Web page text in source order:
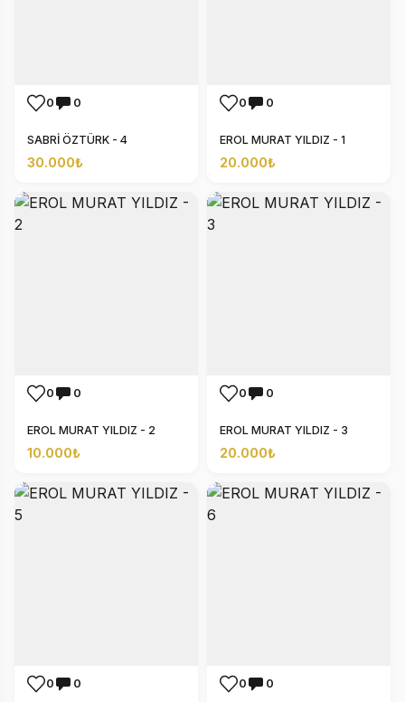
0 0
SABRİ ÖZTÜRK - 4
30.000₺
0 0
EROL MURAT YILDIZ - 1
20.000₺
0 0
EROL MURAT YILDIZ - 2
10.000₺
0 0
EROL MURAT YILDIZ - 3
20.000₺
0 0 0 0